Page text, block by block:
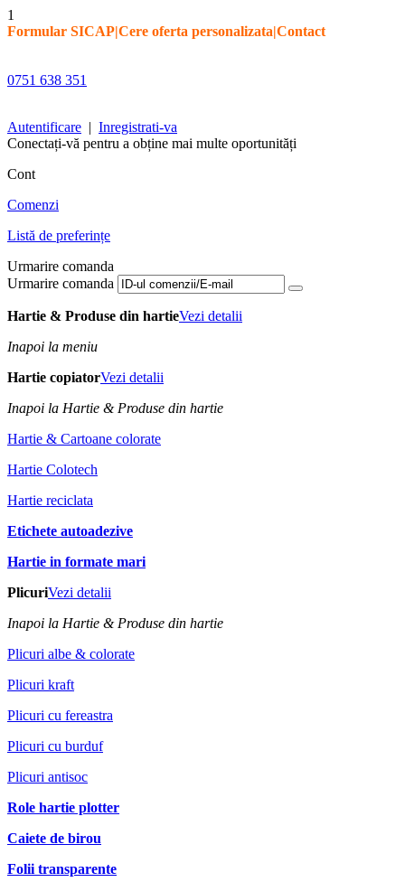
1
Formular SICAP|Cere oferta personalizata|Contact
0751 638 351
Autentificare | Inregistrati-va
Conectați-vă pentru a obține mai multe oportunități
Cont
Comenzi
Listă de preferințe
Urmarire comanda
Urmarire comanda
Hartie & Produse din hartieVezi detalii
Inapoi la meniu
Hartie copiatorVezi detalii
Inapoi la Hartie & Produse din hartie
Hartie & Cartoane colorate
Hartie Colotech
Hartie reciclata
Etichete autoadezive
Hartie in formate mari
PlicuriVezi detalii
Inapoi la Hartie & Produse din hartie
Plicuri albe & colorate
Plicuri kraft
Plicuri cu fereastra
Plicuri cu burduf
Plicuri antisoc
Role hartie plotter
Caiete de birou
Folii transparente